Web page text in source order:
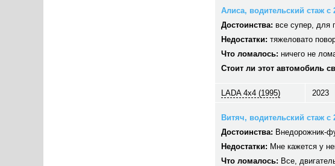
Алиса, водительский стаж с
Достоинства: все супер, для
Недостатки: тяжеловато
Что ломалось: ничего не
Стоит ли этот автомобиль
LADA 4x4 (1995) 2023
Витяч, водительский стаж с
Достоинства: Внедорожник-
Недостатки: Мне кажется у
Что ломалось: Все,